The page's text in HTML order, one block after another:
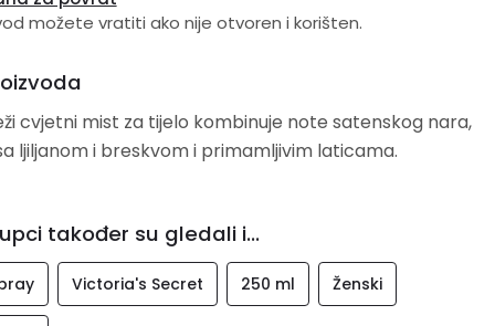
možete vratiti ako nije otvoren i korišten.
cvjetni mist za tijelo kombinuje note satenskog nara,
ljiljanom i breskvom i primamljivim laticama.
također su gledali i...
Victoria's Secret 250 ml Ženski